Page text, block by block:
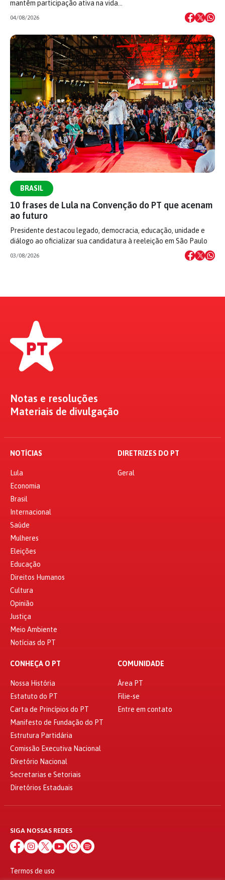
mantêm participação ativa na vida…
04/08/2026
BRASIL
10 frases de Lula na Convenção do PT que acenam
ao futuro
Presidente destacou legado, democracia, educação, unidade e
diálogo ao oficializar sua candidatura à reeleição em São Paulo
03/08/2026
Notas e resoluções
Materiais de divulgação
NOTÍCIAS
Lula
Economia
Brasil
Internacional
Saúde
Mulheres
Eleições
Educação
Direitos Humanos
Cultura
Opinião
Justiça
Meio Ambiente
Notícias do PT
DIRETRIZES DO PT
Geral
CONHEÇA O PT
Nossa História
Estatuto do PT
Carta de Princípios do PT
Manifesto de Fundação do PT
Estrutura Partidária
Comissão Executiva Nacional
Diretório Nacional
Secretarias e Setoriais
Diretórios Estaduais
COMUNIDADE
Área PT
Filie-se
Entre em contato
SIGA NOSSAS REDES
Termos de uso